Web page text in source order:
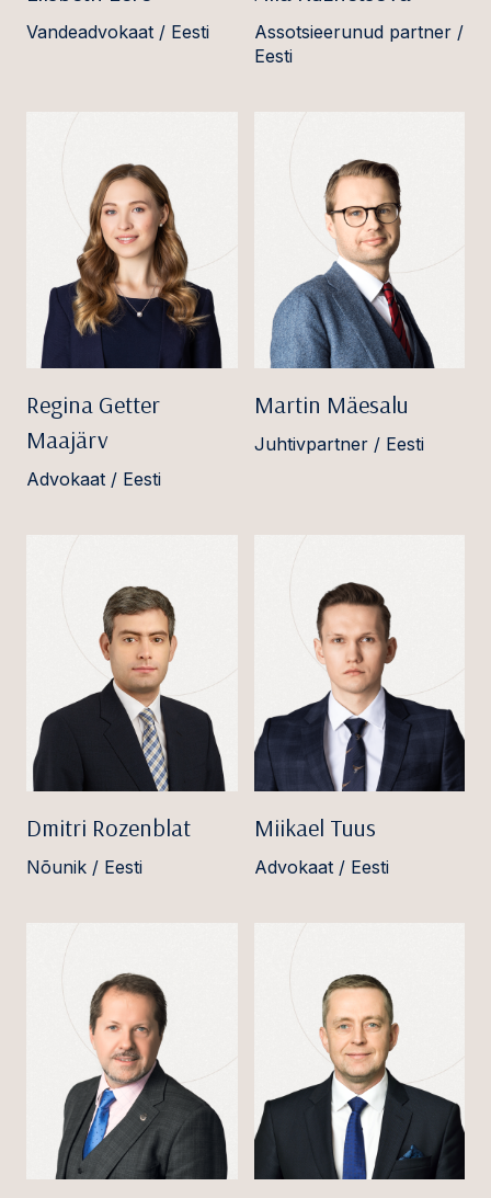
Vandeadvokaat / Eesti
Assotsieerunud partner /
Eesti
Regina Getter
Maajärv
Advokaat / Eesti
Martin Mäesalu
Juhtivpartner / Eesti
Dmitri Rozenblat
Nõunik / Eesti
Miikael Tuus
Advokaat / Eesti